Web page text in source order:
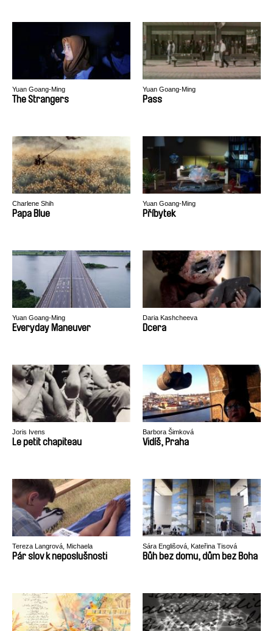
Yuan Goang-Ming
The Strangers
Yuan Goang-Ming
Pass
Charlene Shih
Papa Blue
Yuan Goang-Ming
Příbytek
Yuan Goang-Ming
Everyday Maneuver
Daria Kashcheeva
Dcera
Joris Ivens
Le petit chapiteau
Barbora Šimková
Vidíš, Praha
Tereza Langrová, Michaela
Weingartová
Pár slov k neposlušnosti
Sára Englišová, Kateřina Tisová
Bůh bez domu, dům bez Boha